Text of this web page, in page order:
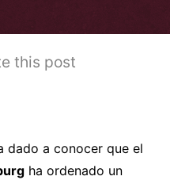
this post
dado a conocer que el
ha ordenado un